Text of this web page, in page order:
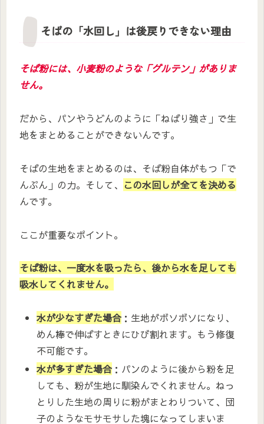
そばの「水回し」は後戻りできない理由
そば粉には、小麦粉のような「グルテン」がありま
せん。
だから、パンやうどんのように「ねばり強さ」で生
地をまとめることができないんです。
そばの生地をまとめるのは、そば粉自体がもつ「で
んぷん」の力。そして、 この水回しが全てを決める
んです。
ここが重要なポイント。
そば粉は、一度水を吸ったら、後から水を足しても
吸水してくれません。
水が少なすぎた場合 ：生地がボソボソになり、
めん棒で伸ばすときにひび割れます。もう修復
不可能です。
水が多すぎた場合 ：パンのように後から粉を足
しても、粉が生地に馴染んでくれません。ねっ
とりした生地の周りに粉がまとわりついて、団
子のようなモサモサした塊になってしまいま